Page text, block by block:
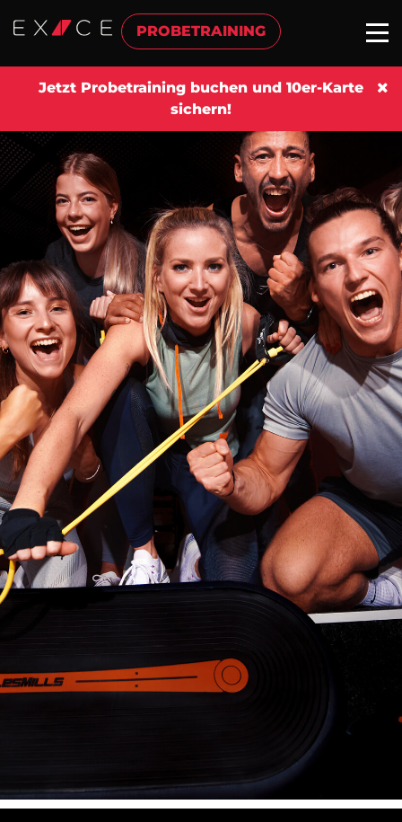
PROBETRAINING
Jetzt Probetraining buchen und 10er-Karte
sichern!